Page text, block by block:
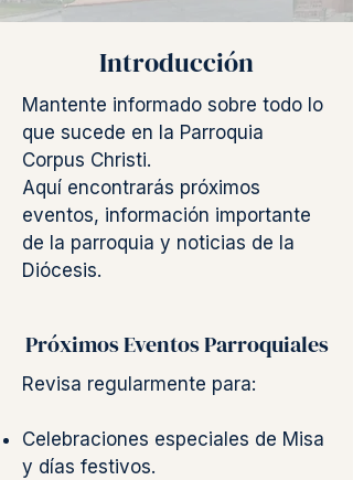
Introducción
Mantente informado sobre todo lo
que sucede en la Parroquia
Corpus Christi.
Aquí encontrarás próximos
eventos, información importante
de la parroquia y noticias de la
Diócesis.
Próximos Eventos Parroquiales
Revisa regularmente para:
Celebraciones especiales de Misa
y días festivos.